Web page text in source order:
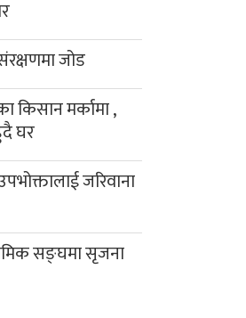
जोड
मर्कामा ,
घर
जरिवाना
सङ्घमा सृजना